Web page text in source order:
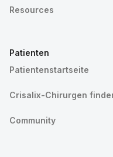
Resources
Patienten
Patientenstartseite
Crisalix-Chirurgen
Community